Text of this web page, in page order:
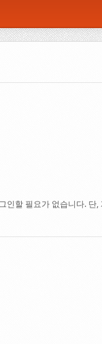
할 필요가 없습니다. 단